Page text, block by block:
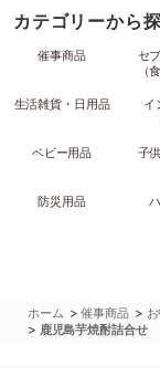
カテゴリーから
催事商品
セ
（
生活雑貨・日用品
イ
ベビー用品
子
防災用品
ホーム >催事商品 >
> 鹿児島芋焼酎詰合せ